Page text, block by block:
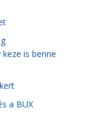
is benne
a BUX